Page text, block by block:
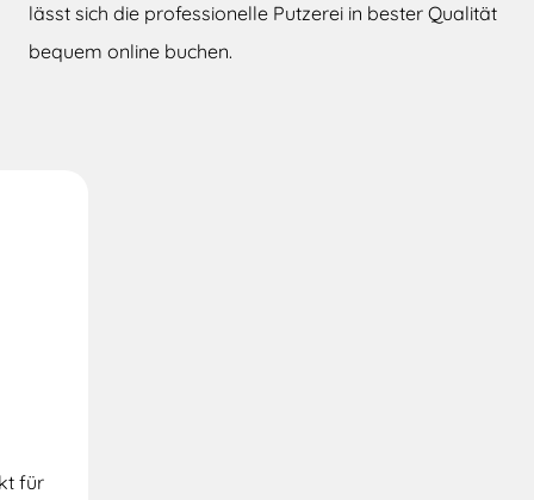
lässt sich die professionelle Putzerei in bester Qualität
bequem online buchen.
für